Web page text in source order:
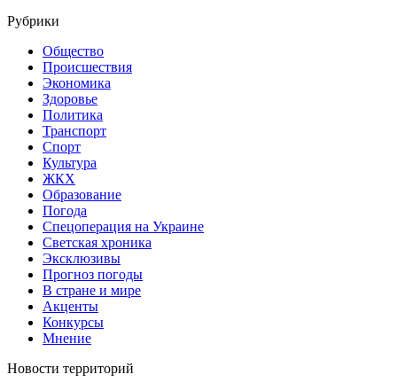
Рубрики
Общество
Происшествия
Экономика
Здоровье
Политика
Транспорт
Спорт
Культура
ЖКХ
Образование
Погода
Спецоперация на Украине
Светская хроника
Эксклюзивы
Прогноз погоды
В стране и мире
Акценты
Конкурсы
Мнение
Новости территорий